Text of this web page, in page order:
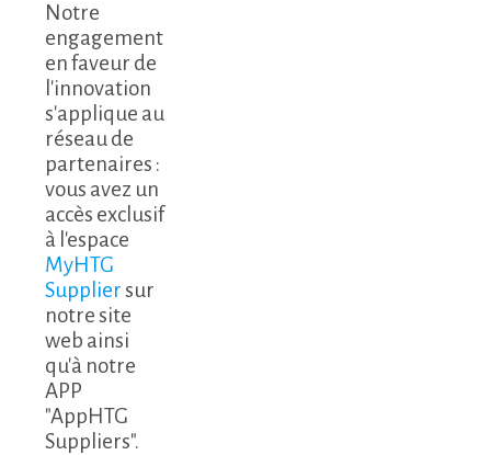
Notre
engagement
en faveur de
l'innovation
s'applique au
réseau de
partenaires :
vous avez un
accès exclusif
à l'espace
MyHTG
Suppliersur
notre site
web ainsi
qu'à notre
APP
"AppHTG
Suppliers".